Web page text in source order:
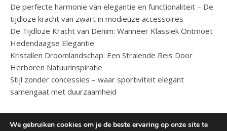
De perfecte harmonie van elegantie en functionaliteit – De
tijdloze kracht van zwart in modieuze accessoires
De Tijdloze Kracht van Denim: Wanneer Klassiek Ontmoet
Hedendaagse Elegantie
Kristallen Droomlandschap: Een Stralende Reis Door
Herboren Natuurinspiratie
Stijl zonder concessies – waar sportiviteit elegant
samengaat met duurzaamheid
We gebruiken cookies om je de beste ervaring op onze site te